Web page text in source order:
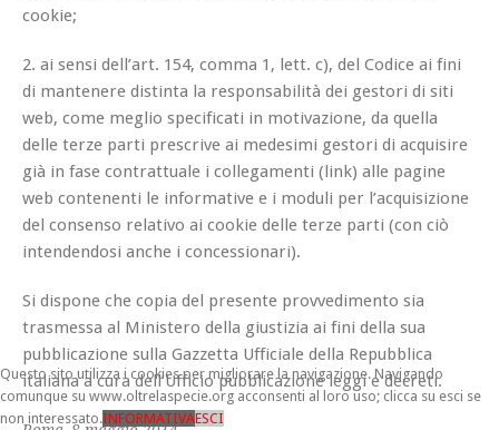
cookie;
2. ai sensi dell’art. 154, comma 1, lett. c), del Codice ai fini
di mantenere distinta la responsabilità dei gestori di siti
web, come meglio specificati in motivazione, da quella
delle terze parti prescrive ai medesimi gestori di acquisire
già in fase contrattuale i collegamenti (link) alle pagine
web contenenti le informative e i moduli per l’acquisizione
del consenso relativo ai cookie delle terze parti (con ciò
intendendosi anche i concessionari).
Si dispone che copia del presente provvedimento sia
trasmessa al Ministero della giustizia ai fini della sua
pubblicazione sulla Gazzetta Ufficiale della Repubblica
italiana a cura dell’Ufficio pubblicazione leggi e decreti.
Questo sito utilizza i cookies per migliorare la navigazione. Navigando
comunque su www.oltrelaspecie.org acconsenti al loro uso; clicca su esci se
non interessato.INFORMATIVAESCI